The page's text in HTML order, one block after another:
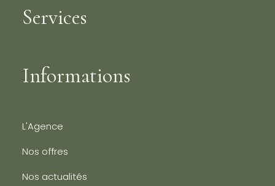
Services
Informations
L'Agence
Nos offres
Nos actualités